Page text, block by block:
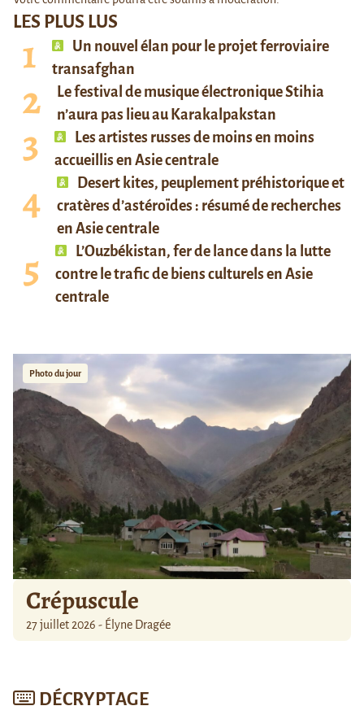
LES PLUS LUS
Un nouvel élan pour le projet ferroviaire
transafghan
Le festival de musique électronique Stihia
n’aura pas lieu au Karakalpakstan
Les artistes russes de moins en moins
accueillis en Asie centrale
Desert kites, peuplement préhistorique et
cratères d’astéroïdes : résumé de recherches
en Asie centrale
L’Ouzbékistan, fer de lance dans la lutte
contre le trafic de biens culturels en Asie
centrale
Photo du jour
Crépuscule
27 juillet 2026 - Élyne Dragée
DÉCRYPTAGE